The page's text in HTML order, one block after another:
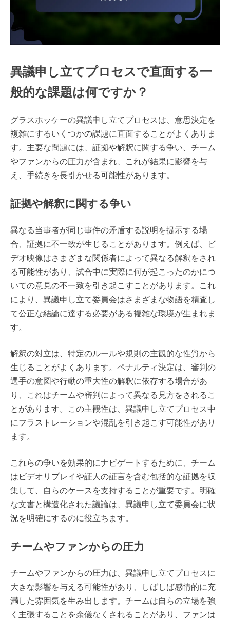
異議申し立てプロセスで直面する一
般的な課題は何ですか？
グラスホッケーの異議申し立てプロセスは、意思決定を
複雑にするいくつかの課題に直面することがよくありま
す。主要な問題には、証拠や解釈に関する争い、チーム
やファンからの圧力が含まれ、これが結果に影響を与
え、手続きを長引かせる可能性があります。
証拠や解釈に関する争い
異なる当事者が同じ事件の矛盾する説明を提示する場
合、証拠に不一致が生じることがあります。例えば、ビ
デオ映像はさまざまな関係者によって異なる解釈をされ
る可能性があり、試合中に実際に何が起こったのかにつ
いての意見の不一致を引き起こすことがあります。これ
により、異議申し立て委員会はさまざまな物語を精査し
て公正な結論に達する必要がある複雑な環境が生まれま
す。
解釈の対立は、特定のルールや規則の主観的な性質から
生じることがよくあります。ペナルティ決定は、審判の
選手の意図や行動の重大性の解釈に依存する場合があ
り、これはチームや審判によって異なる見方をされるこ
とがあります。この主観性は、異議申し立てプロセス中
にフラストレーションや混乱を引き起こす可能性があり
ます。
これらの争いを効果的にナビゲートするために、チーム
はビデオリプレイや証人の証言を含む包括的な証拠を収
集して、自らのケースを支持することが重要です。明確
な文書と構造化された議論は、異議申し立て委員会に状
況を明確にするのに役立ちます。
チームやファンからの圧力
チームやファンからの圧力は、異議申し立てプロセスに
大きな影響を与える可能性があり、しばしば感情的に充
満した雰囲気を生み出します。チームは自らの立場を強
く主張することを余儀なくされることがあり、ファンは